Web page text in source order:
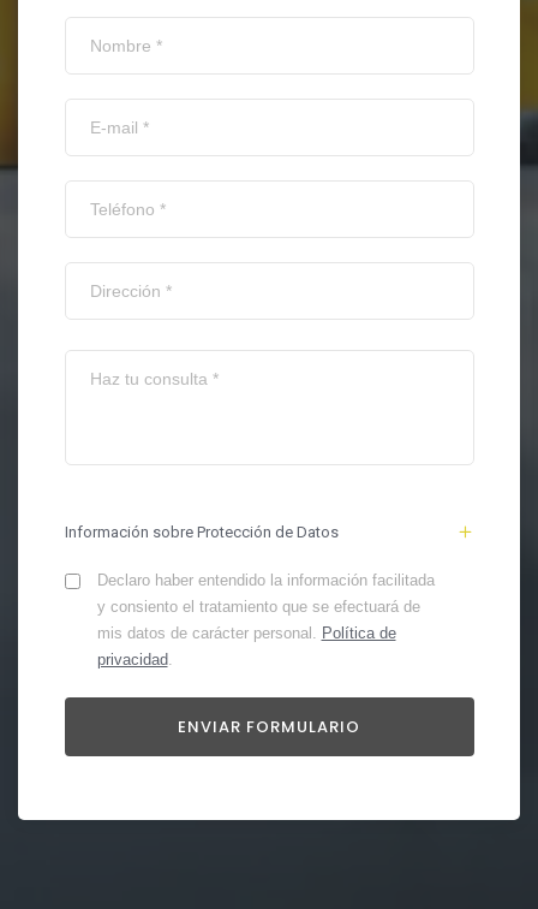
Información sobre Protección de Datos
Declaro haber entendido la información facilitada
y consiento el tratamiento que se efectuará de
mis datos de carácter personal. Política de
privacidad.